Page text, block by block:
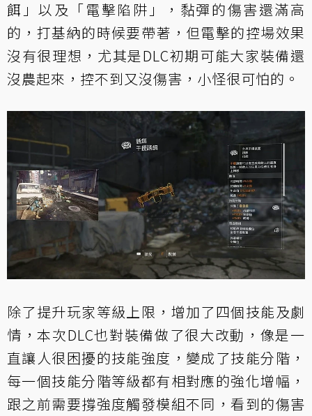
餌」以及「電擊陷阱」，黏彈的傷害還滿高
的，打基納的時候要帶著，但電擊的控場效果
沒有很理想，尤其是DLC初期可能大家裝備還
沒農起來，控不到又沒傷害，小怪很可怕的。
除了提升玩家等級上限，增加了四個技能及劇
情，本次DLC也對裝備做了很大改動，像是一
直讓人很困擾的技能強度，變成了技能分階，
每一個技能分階等級都有相對應的強化增幅，
跟之前需要撐強度觸發模組不同，看到的傷害